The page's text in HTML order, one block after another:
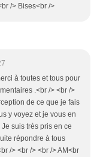
/> Bises<br />
à toutes et tous pour
.<br /> <br />
de ce que je fais
y voyez et je vous en
suis très pris en ce
répondre à tous
/> <br /> <br /> AM<br